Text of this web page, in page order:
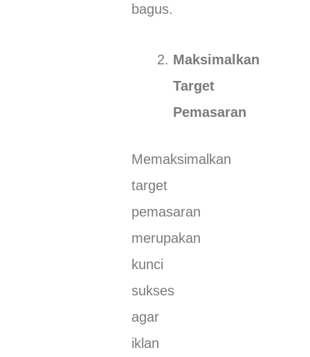
bagus.
Maksimalkan
Target
Pemasaran
Memaksimalkan
target
pemasaran
merupakan
kunci
sukses
agar
iklan